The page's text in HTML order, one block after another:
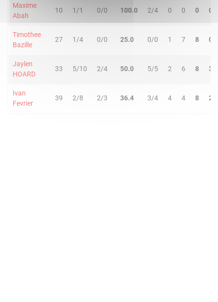
Maxime
Abah
10 1/1 0/0 100.0 2/4 0 0 0 0
Timothee
Bazille
27 1/4 0/0 25.0 0/0 1 7 8 0
Jaylen
HOARD
33 5/10 2/4 50.0 5/5 2 6 8 3
Ivan
Fevrier
39 2/8 2/3 36.4 3/4 4 4 8 2